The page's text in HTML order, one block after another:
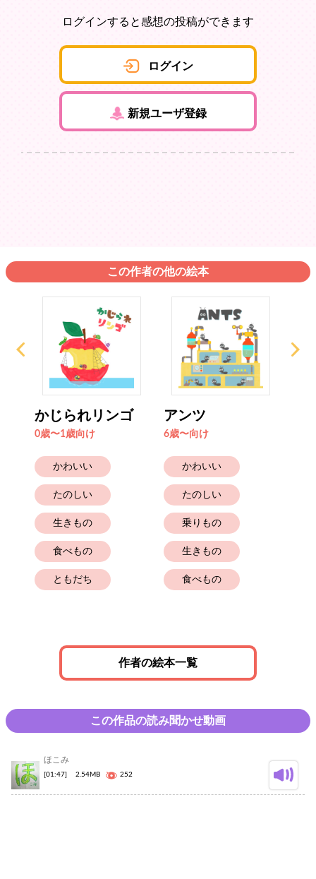
ログインすると感想の投稿ができます
ログイン
新規ユーザ登録
この作者の他の絵本
かじられリンゴ
0歳〜1歳向け
かわいい
たのしい
生きもの
食べもの
ともだち
アンツ
6歳〜向け
かわいい
たのしい
乗りもの
生きもの
食べもの
作者の絵本一覧
この作品の読み聞かせ動画
ほこみ
[01:47] 2.54MB 252